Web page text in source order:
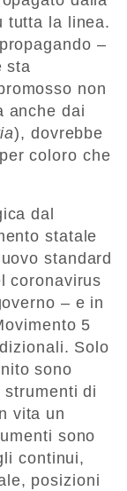
tutta la linea.
–
sta
non
anche dai
), dovrebbe
coloro che
dal
statale
standard
coronavirus
– e in
5
Solo
sono
di
vita un
sono
continui,
posizioni